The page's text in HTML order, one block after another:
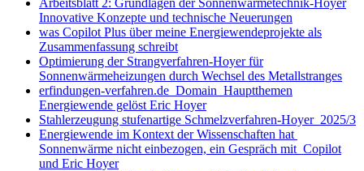
Innovative Konzepte und technische Neuerungen
was Copilot Plus über meine Energiewendeprojekte als
Zusammenfassung schreibt
Optimierung der Strangverfahren-Hoyer für
Sonnenwärmeheizungen durch Wechsel des Metallstranges
erfindungen-verfahren.de Domain Hauptthemen
Energiewende gelöst Eric Hoyer
Stahlerzeugung stufenartige Schmelzverfahren-Hoyer 2025/3
Energiewende im Kontext der Wissenschaften hat
Sonnenwärme nicht einbezogen, ein Gespräch mit Copilot
und Eric Hoyer